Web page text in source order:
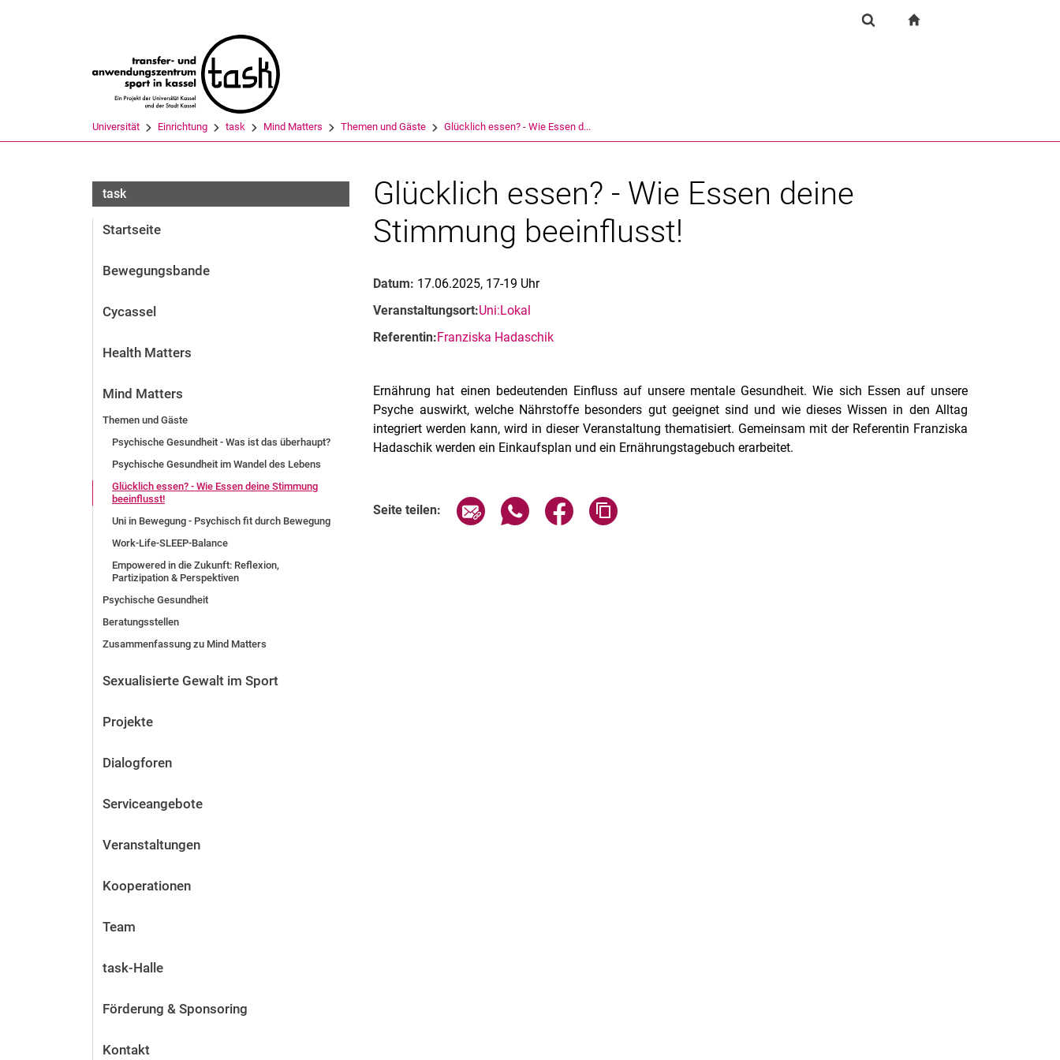
Suchbegriff
Universität Einrichtung task Mind Matters Themen und Gäste Glücklich essen? - Wie Essen d...
task
Startseite
Bewegungsbande
Cycassel
Health Matters
Mind Matters
Themen und Gäste
Psychische Gesundheit - Was ist das überhaupt?
Psychische Gesundheit im Wandel des Lebens
Glücklich essen? - Wie Essen deine Stimmung
beeinflusst!
Uni in Bewegung - Psychisch fit durch Bewegung
Work-Life-SLEEP-Balance
Empowered in die Zukunft: Reflexion,
Partizipation & Perspektiven
Psychische Gesundheit
Beratungsstellen
Zusammenfassung zu Mind Matters
Sexualisierte Gewalt im Sport
Projekte
Dialogforen
Serviceangebote
Veranstaltungen
Kooperationen
Team
task-Halle
Förderung & Sponsoring
Kontakt
Glücklich essen? - Wie Essen deine
Stimmung beeinflusst!
Datum: 17.06.2025, 17-19 Uhr
Veranstaltungsort:Uni:Lokal
Referentin:Franziska Hadaschik
Ernährung hat einen bedeutenden Einfluss auf unsere mentale Gesundheit. Wie sich Essen auf unsere
Psyche auswirkt, welche Nährstoffe besonders gut geeignet sind und wie dieses Wissen in den Alltag
integriert werden kann, wird in dieser Veranstaltung thematisiert. Gemeinsam mit der Referentin Franziska
Hadaschik werden ein Einkaufsplan und ein Ernährungstagebuch erarbeitet.
Seite teilen: Seite über E-Mail teilen
Seite über WhatsApp teilen (externer Link, öffnet neues Fenster)
Seite über Facebook teilen (externer Link, öffnet neues Fenster)